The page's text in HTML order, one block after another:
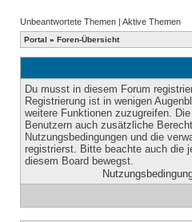
Unbeantwortete Themen | Aktive Themen
Portal » Foren-Übersicht
Du musst in diesem Forum
Registrierung ist in wenigen
weitere Funktionen zuzugreifen.
Benutzern auch zusätzliche
Nutzungsbedingungen und die
registrierst. Bitte beachte auch die
diesem Board bewegst.